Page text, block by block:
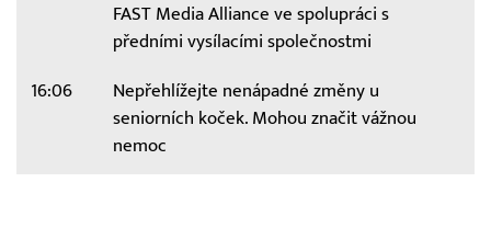
FAST Media Alliance ve spolupráci s
předními vysílacími společnostmi
16:06
Nepřehlížejte nenápadné změny u
seniorních koček. Mohou značit vážnou
nemoc